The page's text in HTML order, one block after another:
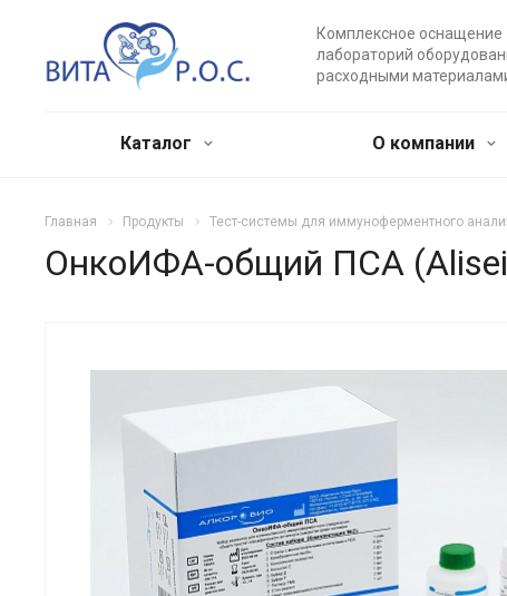
Комплексное оснащение
лабораторий
расходными
Каталог О компании
Главная Продукты Тест-системы для иммуноферментного
ОнкоИФА-общий ПСА